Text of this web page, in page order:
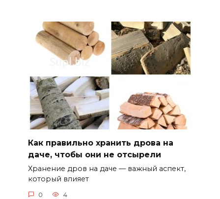
Как правильно хранить дрова на
даче, чтобы они не отсырели
Хранение дров на даче — важный аспект,
который влияет
0 4